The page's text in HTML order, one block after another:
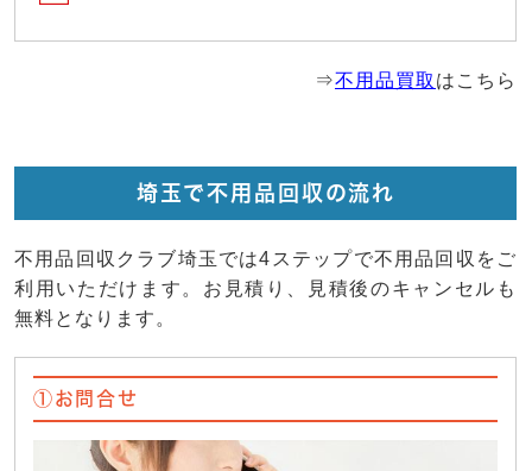
⇒不用品買取 はこちら
埼玉で不用品回収の流れ
不用品回収クラブ埼玉では4ステップで不用品回収をご
利用いただけます。お見積り、見積後のキャンセルも
無料となります。
①お問合せ